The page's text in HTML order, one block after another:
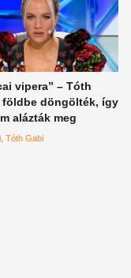
vipera” – Tóth
földbe döngölték, így
alázták meg
Tóth Gabi